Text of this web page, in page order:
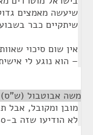
שיעשה מאמצים
שיתקיים כבר
אין שום סיכוי
– הוא נוגע לי
משה אבוטבול (ש"ס)
לא הודיעו שזה ב-10:30.